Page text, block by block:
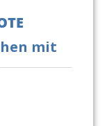
mit